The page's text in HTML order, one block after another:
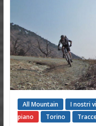
All Mountain I nostri
piano
Torino